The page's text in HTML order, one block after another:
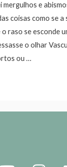
e
coisas como se a
raso se esconde
o olhar
ou …